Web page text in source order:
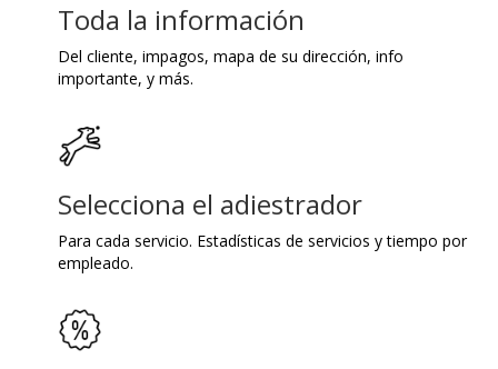
Toda la información
Del cliente, impagos, mapa de su dirección, info
importante, y más.
Selecciona el adiestrador
Para cada servicio. Estadísticas de servicios y tiempo por
empleado.